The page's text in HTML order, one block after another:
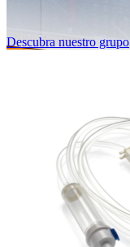
Descubra nuestro grupo